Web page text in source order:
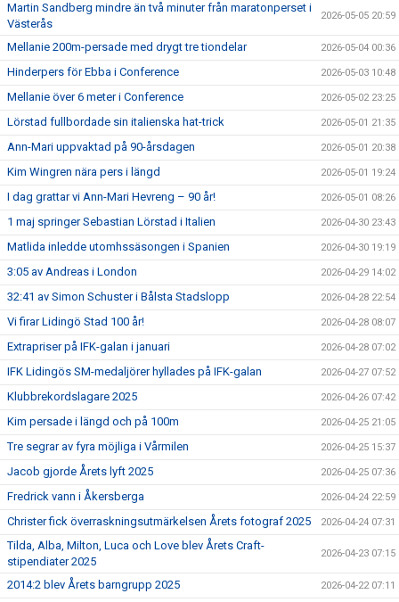
Martin Sandberg mindre än två minuter från maratonperset i
Västerås
2026-05-05 20:59
Mellanie 200m-persade med drygt tre tiondelar 2026-05-04 00:36
Hinderpers för Ebba i Conference 2026-05-03 10:48
Mellanie över 6 meter i Conference 2026-05-02 23:25
Lörstad fullbordade sin italienska hat-trick 2026-05-01 21:35
Ann-Mari uppvaktad på 90-årsdagen 2026-05-01 20:38
Kim Wingren nära pers i längd 2026-05-01 19:24
I dag grattar vi Ann-Mari Hevreng – 90 år! 2026-05-01 08:26
1 maj springer Sebastian Lörstad i Italien 2026-04-30 23:43
Matlida inledde utomhssäsongen i Spanien 2026-04-30 19:19
3:05 av Andreas i London 2026-04-29 14:02
32:41 av Simon Schuster i Bålsta Stadslopp 2026-04-28 22:54
Vi firar Lidingö Stad 100 år! 2026-04-28 08:07
Extrapriser på IFK-galan i januari 2026-04-28 07:02
IFK Lidingös SM-medaljörer hyllades på IFK-galan 2026-04-27 07:52
Klubbrekordslagare 2025 2026-04-26 07:42
Kim persade i längd och på 100m 2026-04-25 21:05
Tre segrar av fyra möjliga i Vårmilen 2026-04-25 15:37
Jacob gjorde Årets lyft 2025 2026-04-25 07:36
Fredrick vann i Åkersberga 2026-04-24 22:59
Christer fick överraskningsutmärkelsen Årets fotograf 2025 2026-04-24 07:31
Tilda, Alba, Milton, Luca och Love blev Årets Craft-
stipendiater 2025
2026-04-23 07:15
2014:2 blev Årets barngrupp 2025 2026-04-22 07:11